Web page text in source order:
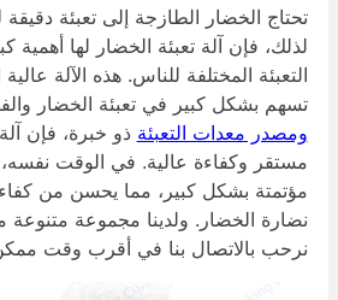
تحتاج الخضار الطازجة إلى تعبئة دقيقة
لذلك، فإن آلة تعبئة الخضار لها أهمية
التعبئة المختلفة للناس. هذه الآلة عالية
تسهم بشكل كبير في تعبئة الخضار
ومصدر معدات التعبئةذو خبرة، فإن آلة
مستقر وكفاءة عالية. في الوقت نفسه، فإن
مؤتمتة بشكل كبير، مما يحسن من كفاءة
نضارة الخضار. ولدينا مجموعة متنوعة من
نرحب بالاتصال بنا في أقرب وقت ممكن.